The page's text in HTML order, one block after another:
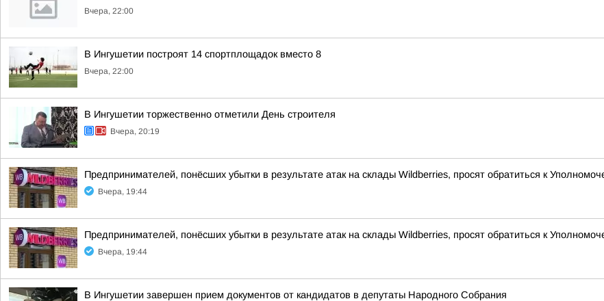
Вчера, 22:00
В Ингушетии построят 14 спортплощадок вместо 8
Вчера, 22:00
В Ингушетии торжественно отметили День строителя
Вчера, 20:19
Предпринимателей, понёсших убытки в результате атак на склады Wildberries, просят обратиться к
Вчера, 19:44
Предпринимателей, понёсших убытки в результате атак на склады Wildberries, просят обратиться к
Вчера, 19:44
В Ингушетии завершен прием документов от кандидатов в депутаты Народного Собрания